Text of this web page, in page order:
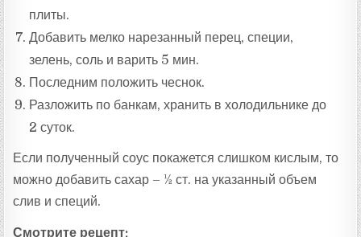
плиты.
Добавить мелко нарезанный перец, специи,
зелень, соль и варить 5 мин.
Последним положить чеснок.
Разложить по банкам, хранить в холодильнике до
2 суток.
Если полученный соус покажется слишком кислым, то
можно добавить сахар – ½ ст. на указанный объем
слив и специй.
Смотрите рецепт: